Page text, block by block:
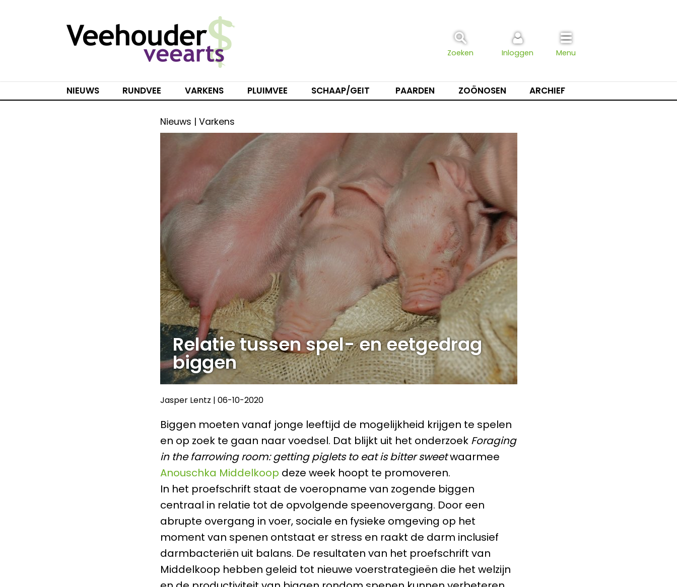
Zoeken Inloggen Menu
NIEUWS RUNDVEE VARKENS PLUIMVEE SCHAAP/GEIT PAARDEN ZOÖNOSEN ARCHIEF
Nieuws | Varkens
Relatie tussen spel- en eetgedrag
biggen
Jasper Lentz | 06-10-2020
Biggen moeten vanaf jonge leeftijd de mogelijkheid krijgen te spelen
en op zoek te gaan naar voedsel. Dat blijkt uit het onderzoek Foraging
in the farrowing room: getting piglets to eat is bitter sweetwaarmee
Anouschka Middelkoop deze week hoopt te promoveren.
In het proefschrift staat de voeropname van zogende biggen
centraal in relatie tot de opvolgende speenovergang. Door een
abrupte overgang in voer, sociale en fysieke omgeving op het
moment van spenen ontstaat er stress en raakt de darm inclusief
darmbacteriën uit balans. De resultaten van het proefschrift van
Middelkoop hebben geleid tot nieuwe voerstrategieën die het welzijn